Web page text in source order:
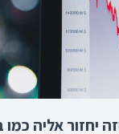
יחזור אליה כמו